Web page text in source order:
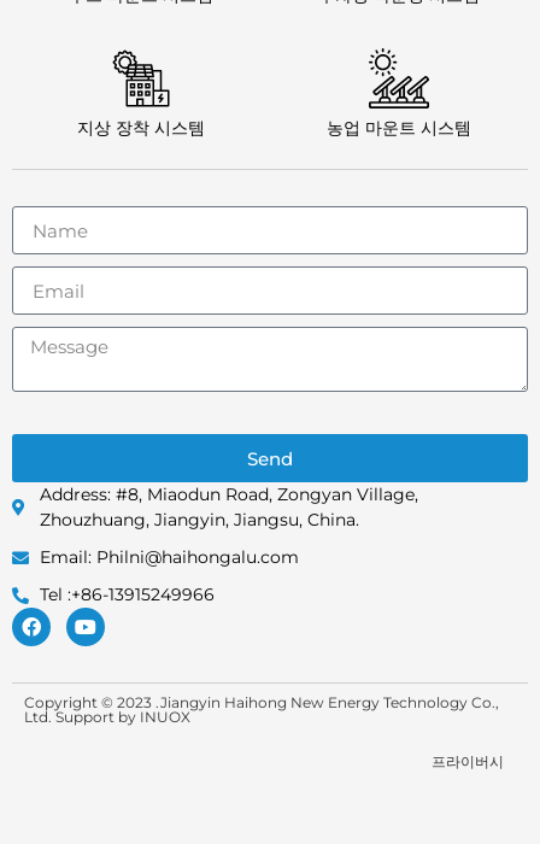
지상 장착 시스템 농업 마운트 시스템
Send
Address: #8, Miaodun Road, Zongyan Village,
Zhouzhuang, Jiangyin, Jiangsu, China.
Email: Philni@haihongalu.com
Tel :+86-13915249966
Copyright © 2023 .Jiangyin Haihong New Energy Technology Co.,
Ltd. Support by INUOX
프라이버시